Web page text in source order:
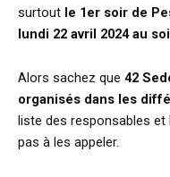
surtout le 1er soir de
lundi 22 avril 2024 au
Alors sachez que 42
organisés dans les
liste des responsables et
pas à les appeler.